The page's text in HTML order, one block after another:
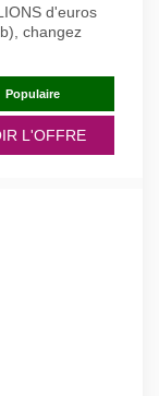
d'euros
changez
Populaire
L'OFFRE